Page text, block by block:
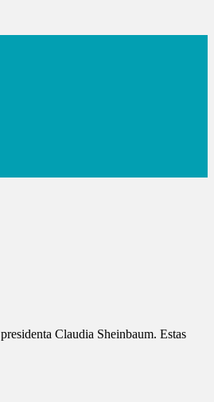
Claudia Sheinbaum. Estas